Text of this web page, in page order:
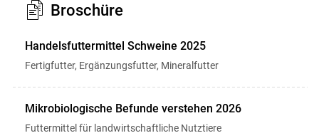
Broschüre
Handelsfuttermittel Schweine 2025
Fertigfutter, Ergänzungsfutter, Mineralfutter
Mikrobiologische Befunde verstehen 2026
Futtermittel für landwirtschaftliche Nutztiere